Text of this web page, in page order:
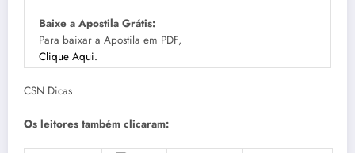
Baixe a Apostila Grátis:
Para baixar a Apostila em PDF,
Clique Aqui.
CSN Dicas
Os leitores também clicaram: